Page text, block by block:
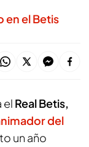
en el Betis
el Real Betis,
del
un año